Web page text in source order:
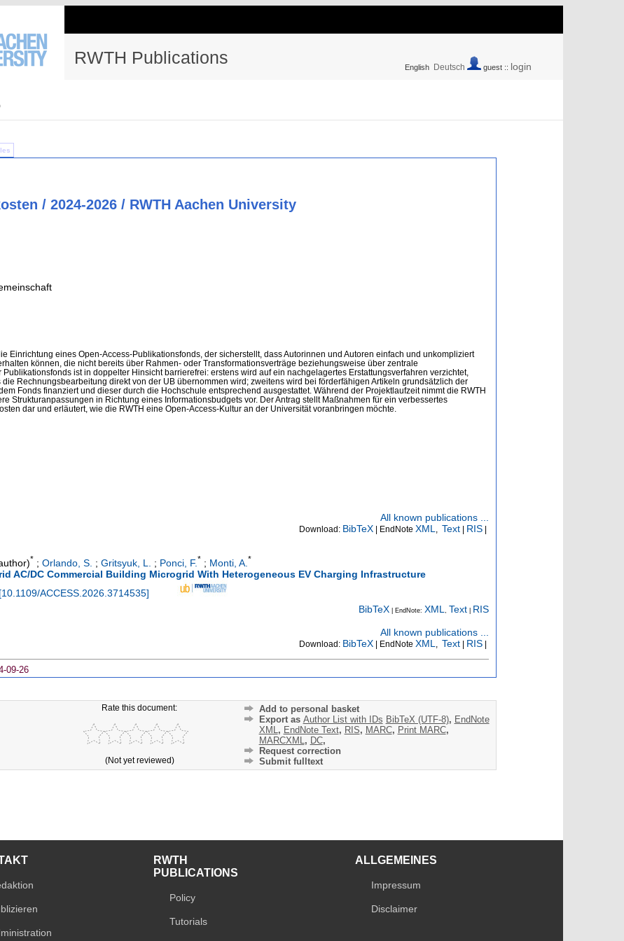
RWTH Publications English Deutsch guest :: login
/ 2024-2026 / RWTH Aachen University
Einrichtung eines Open-Access-Publikationsfonds, der sicherstellt, dass Autorinnen und Autoren einfach und unkompliziert
können, die nicht bereits über Rahmen- oder Transformationsverträge beziehungsweise über zentrale
ist in doppelter Hinsicht barrierefrei: erstens wird auf ein nachgelagertes Erstattungsverfahren verzichtet,
Rechnungsbearbeitung direkt von der UB übernommen wird; zweitens wird bei förderfähigen Artikeln grundsätzlich der
Fonds finanziert und dieser durch die Hochschule entsprechend ausgestattet. Während der Projektlaufzeit nimmt die RWTH
Strukturanpassungen in Richtung eines Informationsbudgets vor. Der Antrag stellt Maßnahmen für ein verbessertes
dar und erläutert, wie die RWTH eine Open-Access-Kultur an der Universität voranbringen möchte.
All known publications ...
Download: BibTeX | EndNote XML Text | RIS |
* ; Orlando, S. ; Gritsyuk, L. ; Ponci, F.* ; Monti, A.*
AC/DC Commercial Building Microgrid With Heterogeneous EV Charging Infrastructure
[10.1109/ACCESS.2026.3714535]
BibTeX | EndNote: XML, Text RIS
All known publications ...
Download: BibTeX | EndNote XML Text RIS
09-26
Rate this document:
(Not yet reviewed)
Add to personal basket
Export as Author List with IDs BibTeX (UTF-8), EndNote
XML, EndNote Text, RIS, MARC, Print MARC,
MARCXML, DC,
Request correction
Submit fulltext
RWTH
PUBLICATIONS
Policy
Tutorials
ALLGEMEINES
Impressum
Disclaimer